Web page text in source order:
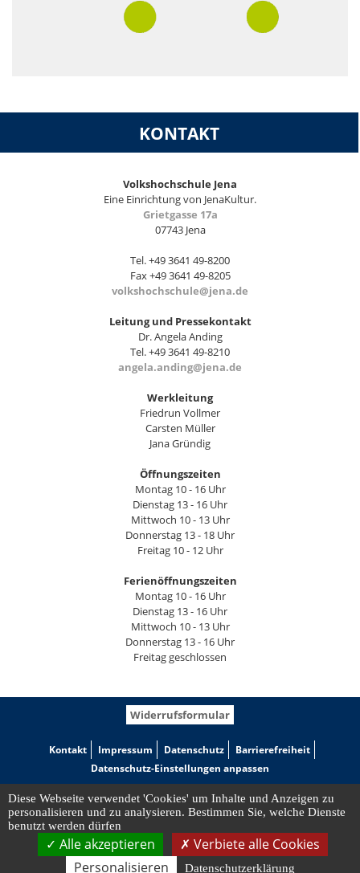
KONTAKT
Volkshochschule Jena
Eine Einrichtung von JenaKultur.
Grietgasse 17a
07743 Jena
Tel. +49 3641 49-8200
Fax +49 3641 49-8205
volkshochschule@jena.de
Leitung und Pressekontakt
Dr. Angela Anding
Tel. +49 3641 49-8210
angela.anding@jena.de
Werkleitung
Friedrun Vollmer
Carsten Müller
Jana Gründig
Öffnungszeiten
Montag 10 - 16 Uhr
Dienstag 13 - 16 Uhr
Mittwoch 10 - 13 Uhr
Donnerstag 13 - 18 Uhr
Freitag 10 - 12 Uhr
Ferienöffnungszeiten
Montag 10 - 16 Uhr
Dienstag 13 - 16 Uhr
Mittwoch 10 - 13 Uhr
Donnerstag 13 - 16 Uhr
Freitag geschlossen
Widerrufsformular
Kontakt Impressum Datenschutz
Barrierefreiheit
Datenschutz-Einstellungen anpassen
Diese Webseite verwendet 'Cookies' um Inhalte und Anzeigen zu
personalisieren und zu analysieren. Bestimmen Sie, welche Dienste
benutzt werden dürfen
Alle akzeptieren
Verbiete alle Cookies
Personalisieren
Datenschutzerklärung